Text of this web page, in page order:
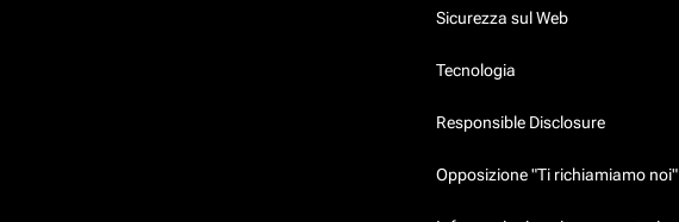
Sicurezza sul Web
Tecnologia
Responsible Disclosure
Opposizione "Ti richiamiamo noi"